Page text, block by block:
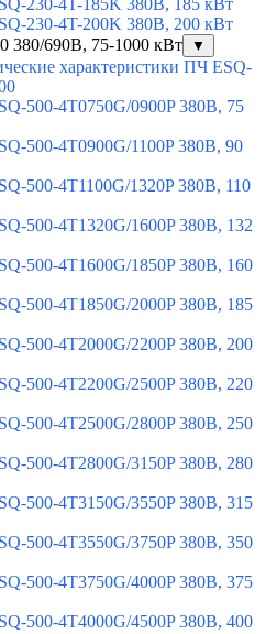
230-4T-185K 380В, 185 кВт
230-4T-200K 380В, 200 кВт
380/690В, 75-1000 кВт
▼
характеристики ПЧ ESQ-
500-4T0750G/0900P 380В, 75
500-4T0900G/1100P 380В, 90
500-4T1100G/1320P 380В, 110
500-4T1320G/1600P 380В, 132
500-4T1600G/1850P 380В, 160
500-4T1850G/2000P 380В, 185
500-4T2000G/2200P 380В, 200
500-4T2200G/2500P 380В, 220
500-4T2500G/2800P 380В, 250
500-4T2800G/3150P 380В, 280
500-4T3150G/3550P 380В, 315
500-4T3550G/3750P 380В, 350
500-4T3750G/4000P 380В, 375
500-4T4000G/4500P 380В, 400